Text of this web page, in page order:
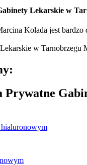
Lekarskie w
Kolada jest
Prywatne
hialuronowym